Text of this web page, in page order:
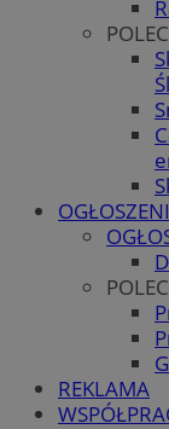
REKLAMA